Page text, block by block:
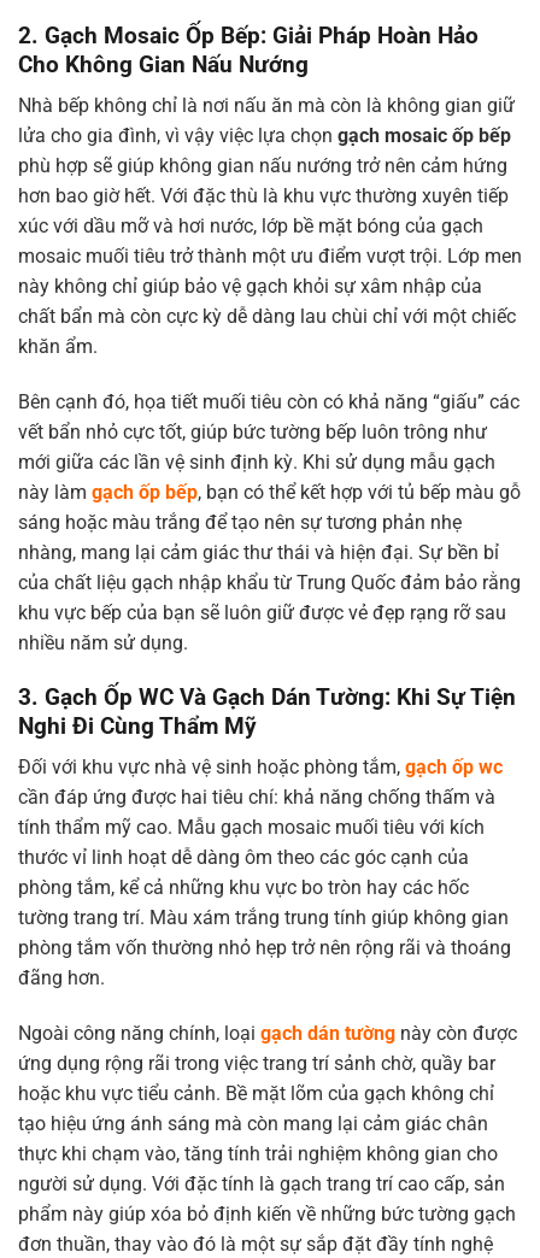
2. Gạch Mosaic Ốp Bếp: Giải Pháp Hoàn Hảo
Cho Không Gian Nấu Nướng
Nhà bếp không chỉ là nơi nấu ăn mà còn là không gian giữ
lửa cho gia đình, vì vậy việc lựa chọn gạch mosaic ốp bếp
phù hợp sẽ giúp không gian nấu nướng trở nên cảm hứng
hơn bao giờ hết. Với đặc thù là khu vực thường xuyên tiếp
xúc với dầu mỡ và hơi nước, lớp bề mặt bóng của gạch
mosaic muối tiêu trở thành một ưu điểm vượt trội. Lớp men
này không chỉ giúp bảo vệ gạch khỏi sự xâm nhập của
chất bẩn mà còn cực kỳ dễ dàng lau chùi chỉ với một chiếc
khăn ẩm.
Bên cạnh đó, họa tiết muối tiêu còn có khả năng “giấu” các
vết bẩn nhỏ cực tốt, giúp bức tường bếp luôn trông như
mới giữa các lần vệ sinh định kỳ. Khi sử dụng mẫu gạch
này làm gạch ốp bếp, bạn có thể kết hợp với tủ bếp màu gỗ
sáng hoặc màu trắng để tạo nên sự tương phản nhẹ
nhàng, mang lại cảm giác thư thái và hiện đại. Sự bền bỉ
của chất liệu gạch nhập khẩu từ Trung Quốc đảm bảo rằng
khu vực bếp của bạn sẽ luôn giữ được vẻ đẹp rạng rỡ sau
nhiều năm sử dụng.
3. Gạch Ốp WC Và Gạch Dán Tường: Khi Sự Tiện
Nghi Đi Cùng Thẩm Mỹ
Đối với khu vực nhà vệ sinh hoặc phòng tắm, gạch ốp wc
cần đáp ứng được hai tiêu chí: khả năng chống thấm và
tính thẩm mỹ cao. Mẫu gạch mosaic muối tiêu với kích
thước vỉ linh hoạt dễ dàng ôm theo các góc cạnh của
phòng tắm, kể cả những khu vực bo tròn hay các hốc
tường trang trí. Màu xám trắng trung tính giúp không gian
phòng tắm vốn thường nhỏ hẹp trở nên rộng rãi và thoáng
đãng hơn.
Ngoài công năng chính, loại gạch dán tường này còn được
ứng dụng rộng rãi trong việc trang trí sảnh chờ, quầy bar
hoặc khu vực tiểu cảnh. Bề mặt lõm của gạch không chỉ
tạo hiệu ứng ánh sáng mà còn mang lại cảm giác chân
thực khi chạm vào, tăng tính trải nghiệm không gian cho
người sử dụng. Với đặc tính là gạch trang trí cao cấp, sản
phẩm này giúp xóa bỏ định kiến về những bức tường gạch
đơn thuần, thay vào đó là một sự sắp đặt đầy tính nghệ